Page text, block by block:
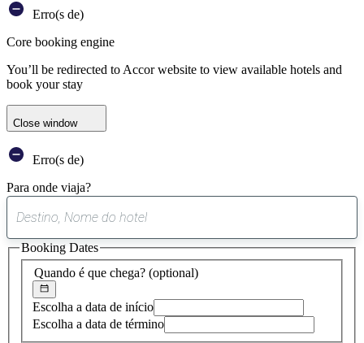
Erro(s de)
Core booking engine
You’ll be redirected to Accor website to view available hotels and
book your stay
Close window
Erro(s de)
Para onde viaja?
sugestão
encontrada
Quando é que chega? (optional)
Escolha a data de início
Escolha a data de término
Booking Dates